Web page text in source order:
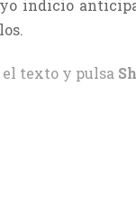
indicio
el texto y pulsa